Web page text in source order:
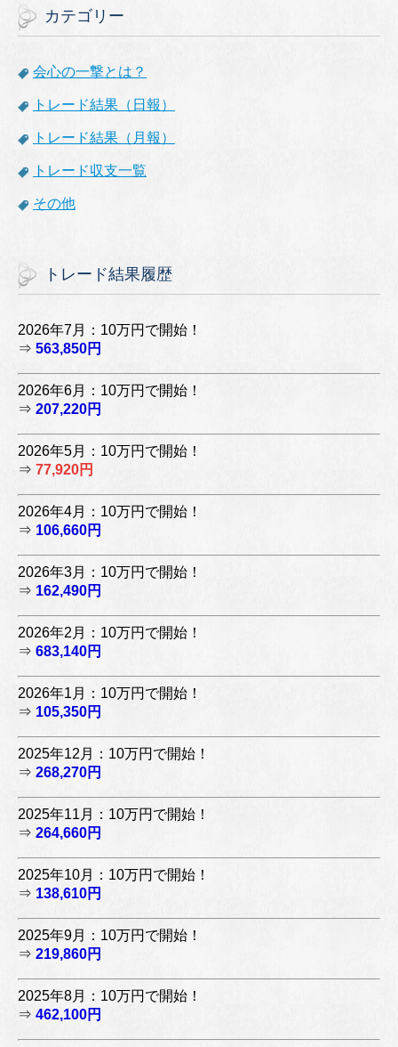
カテゴリー
会心の一撃とは？
トレード結果（日報）
トレード結果（月報）
トレード収支一覧
その他
トレード結果履歴
2026年7月：10万円で開始！
⇒ 563,850円
2026年6月：10万円で開始！
⇒ 207,220円
2026年5月：10万円で開始！
⇒ 77,920円
2026年4月：10万円で開始！
⇒ 106,660円
2026年3月：10万円で開始！
⇒ 162,490円
2026年2月：10万円で開始！
⇒ 683,140円
2026年1月：10万円で開始！
⇒ 105,350円
2025年12月：10万円で開始！
⇒ 268,270円
2025年11月：10万円で開始！
⇒ 264,660円
2025年10月：10万円で開始！
⇒ 138,610円
2025年9月：10万円で開始！
⇒ 219,860円
2025年8月：10万円で開始！
⇒ 462,100円